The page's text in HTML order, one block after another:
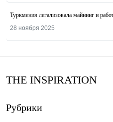
Туркмения легализовала майнинг и
28 ноября 2025
THE INSPIRATION
Рубрики